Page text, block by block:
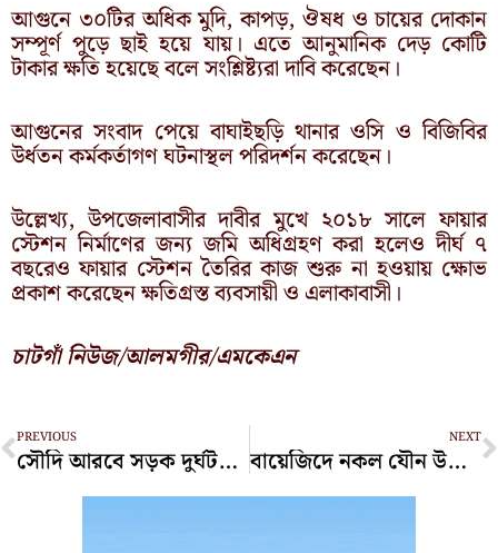
আগুনে ৩০টির অধিক মুদি, কাপড়, ঔষধ ও চায়ের দোকান
সম্পূর্ণ পুড়ে ছাই হয়ে যায়। এতে আনুমানিক দেড় কোটি
টাকার ক্ষতি হয়েছে বলে সংশ্লিষ্ট্যরা দাবি করেছেন।
আগুনের সংবাদ পেয়ে বাঘাইছড়ি থানার ওসি ও বিজিবির
উর্ধতন কর্মকর্তাগণ ঘটনাস্থল পরিদর্শন করেছেন।
উল্লেখ্য, উপজেলাবাসীর দাবীর মুখে ২০১৮ সালে ফায়ার
স্টেশন নির্মাণের জন্য জমি অধিগ্রহণ করা হলেও দীর্ঘ ৭
বছরেও ফায়ার স্টেশন তৈরির কাজ শুরু না হওয়ায় ক্ষোভ
প্রকাশ করেছেন ক্ষতিগ্রস্ত ব্যবসায়ী ও এলাকাবাসী।
চাটগাঁ নিউজ/আলমগীর/এমকেএন
Prev
PREVIOUS
সৌদি আরবে সড়ক দুর্ঘটনায় প্রাণ গেল রাউজানের যুবকের
NEXT
বায়েজিদে নকল যৌন উত্তেজক ওষুধ তৈরি, আটক ৪